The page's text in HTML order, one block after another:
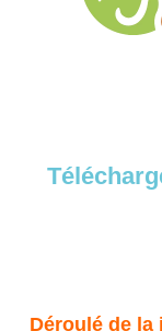
Déroulé de la